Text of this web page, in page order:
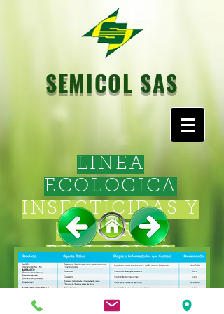
SEMICOL SAS
LINEA
ECOLOGICA
INSECTICIDAS Y
CONTROL
BIOLOGICO